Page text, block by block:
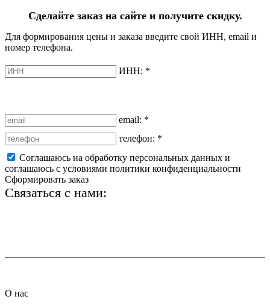
Сделайте заказ на сайте и получите скидку.
Для формирования цены и заказа введите свой ИНН, email и
номер телефона.
ИНН: *
email: *
телефон: *
Соглашаюсь на обработку персональных данных и
соглашаюсь с условиями политики конфиденциальности
Сформировать заказ
Связаться с нами:
О нас